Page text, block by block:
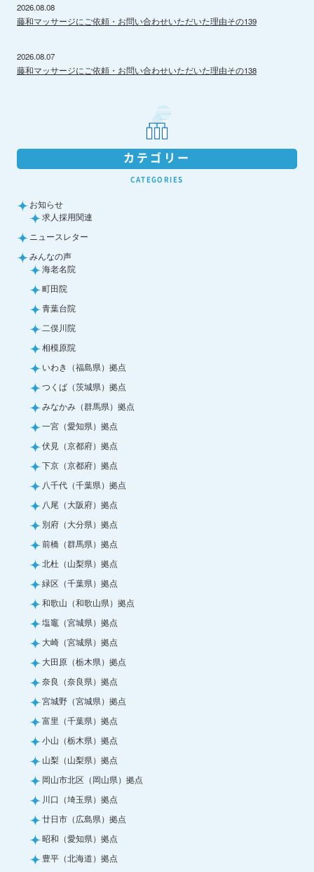
2026.08.08
藤和マッサージにご依頼・お問い合わせいただいた理由その139
2026.08.07
藤和マッサージにご依頼・お問い合わせいただいた理由その138
カテゴリー
CATEGORIES
お知らせ
求人採用関連
ニュースレター
みんなの声
海老名院
町田院
青葉台院
二俣川院
相模原院
いわき（福島県）拠点
つくば（茨城県）拠点
みなかみ（群馬県）拠点
一宮（愛知県）拠点
伏見（京都府）拠点
下京（京都府）拠点
八千代（千葉県）拠点
八尾（大阪府）拠点
別府（大分県）拠点
前橋（群馬県）拠点
北杜（山梨県）拠点
緑区（千葉県）拠点
和歌山（和歌山県）拠点
塩竈（宮城県）拠点
大崎（宮城県）拠点
大田原（栃木県）拠点
奈良（奈良県）拠点
宮城野（宮城県）拠点
富里（千葉県）拠点
小山（栃木県）拠点
山梨（山梨県）拠点
岡山市北区（岡山県）拠点
川口（埼玉県）拠点
廿日市（広島県）拠点
昭和（愛知県）拠点
豊平（北海道）拠点